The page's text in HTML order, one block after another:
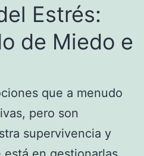
Estrés:
de Miedo e
que a menudo
pero son
supervivencia y